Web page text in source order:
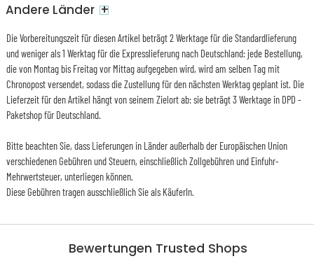
Bewertungen Trusted Shops
Andere Länder +
Die Vorbereitungszeit für diesen Artikel beträgt 2 Werktage für die Standardlieferung
und weniger als 1 Werktag für die Expresslieferung nach Deutschland: jede Bestellung,
die von Montag bis Freitag vor Mittag aufgegeben wird, wird am selben Tag mit
Chronopost versendet, sodass die Zustellung für den nächsten Werktag geplant ist. Die
Lieferzeit für den Artikel hängt von seinem Zielort ab: sie beträgt 3 Werktage in DPD -
Paketshop für Deutschland.
Bitte beachten Sie, dass Lieferungen in Länder außerhalb der Europäischen Union
verschiedenen Gebühren und Steuern, einschließlich Zollgebühren und Einfuhr-
Mehrwertsteuer, unterliegen können.
Diese Gebühren tragen ausschließlich Sie als KäuferIn.